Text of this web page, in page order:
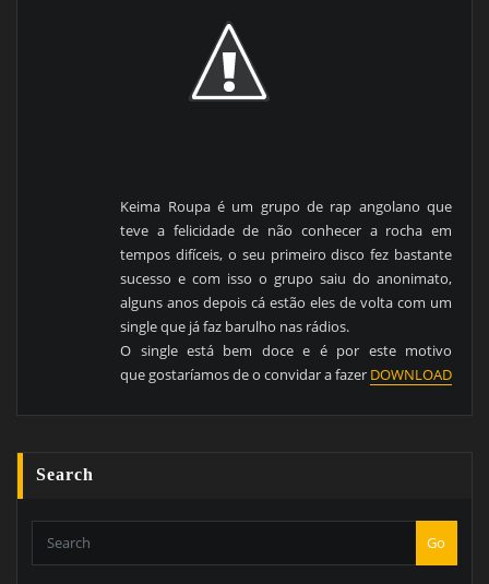
Keima Roupa é um grupo de rap angolano que
teve a felicidade de não conhecer a rocha em
tempos difíceis, o seu primeiro disco fez bastante
sucesso e com isso o grupo saiu do anonimato,
alguns anos depois cá estão eles de volta com um
single que já faz barulho nas rádios.
O single está bem doce e é por este motivo
que gostaríamos de o convidar a fazer DOWNLOAD
Search
Go